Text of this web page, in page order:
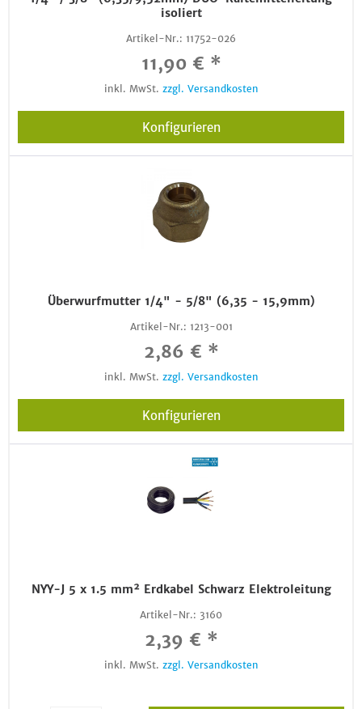
isoliert
Artikel-Nr.: 11752-026
11,90 € *
inkl. MwSt. zzgl. Versandkosten
Konfigurieren
Überwurfmutter 1/4" - 5/8" (6,35 - 15,9mm)
Artikel-Nr.: 1213-001
2,86 € *
inkl. MwSt. zzgl. Versandkosten
Konfigurieren
NYY-J 5 x 1.5 mm² Erdkabel Schwarz Elektroleitung
Artikel-Nr.: 3160
2,39 € *
inkl. MwSt. zzgl. Versandkosten